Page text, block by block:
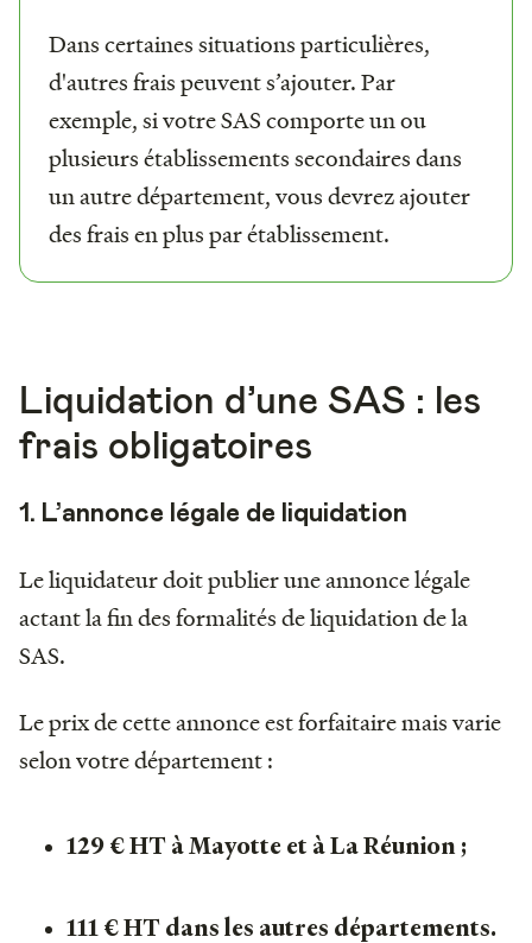
Dans certaines situations particulières,
d'autres frais peuvent s’ajouter. Par
exemple, si votre SAS comporte un ou
plusieurs établissements secondaires dans
un autre département, vous devrez ajouter
des frais en plus par établissement.
Liquidation d’une SAS : les
frais obligatoires
1. L’annonce légale de liquidation
Le liquidateur doit publier une annonce légale
actant la fin des formalités de liquidation de la
SAS.
Le prix de cette annonce est forfaitaire mais varie
selon votre département :
129 € HT à Mayotte et à La Réunion ;
111 € HT dans les autres départements.